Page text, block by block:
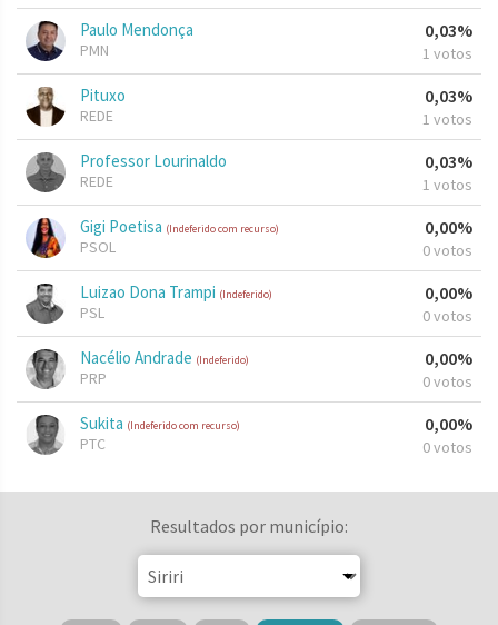
Paulo Mendonça
PMN
0,03%
1 votos
Pituxo
REDE
0,03%
1 votos
Professor Lourinaldo
REDE
0,03%
1 votos
Gigi Poetisa (Indeferido com recurso)
PSOL
0,00%
0 votos
Luizao Dona Trampi (Indeferido)
PSL
0,00%
0 votos
Nacélio Andrade (Indeferido)
PRP
0,00%
0 votos
Sukita (Indeferido com recurso)
PTC
0,00%
0 votos
Resultados por município: